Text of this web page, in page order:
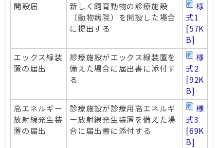
開設届
新しく飼育動物の診療施設
（動物病院）を開設した場合
に提出する
様
式1
[57K
B]
エックス線装
置の届出
診療施設がエックス線装置を
備えた場合に届出書に添付す
る
様
式2
[92K
B]
高エネルギー
放射線発生装
置の届出
診療施設が診療用高エネルギ
ー放射線発生装置を備えた場
合に届出書に添付する
様
式3
[69K
B]